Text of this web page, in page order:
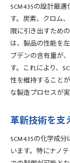
SCM435の設計最
す。炭素、クロム
限に引き出すため
は、製品の性能を
ブデンの含有量が
す。これにより、
性を維持すること
な製造プロセスが
革新技術を支
SCM435の化学成
います。特にナノ